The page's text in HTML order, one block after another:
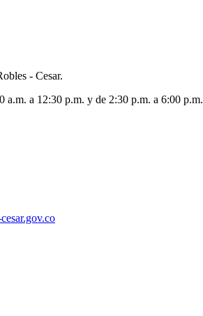
- Cesar.
a.m. a 12:30 p.m. y de 2:30 p.m. a 6:00 p.m.